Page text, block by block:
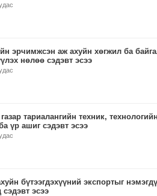
эрчимжсэн аж ахуйн хөгжил ба
нөлөө сэдэвт эсээ
газар тариалангийн техник,
үр ашиг сэдэвт эсээ
бүтээгдэхүүний экспортыг
эсээ